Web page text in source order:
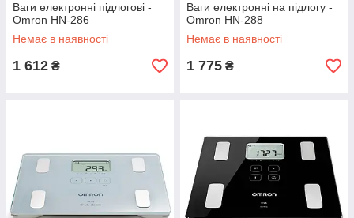
Ваги електронні підлогові -
Omron HN-286
Немає в наявності
1 612 ₴
Ваги електронні на підлогу -
Omron HN-288
Немає в наявності
1 775 ₴